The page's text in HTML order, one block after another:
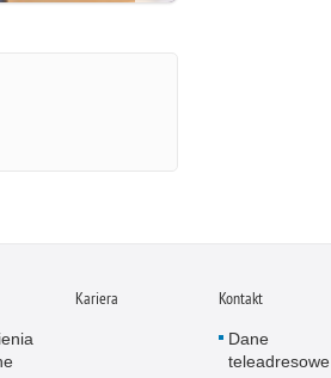
Kariera Kontakt
Dane
teleadresowe